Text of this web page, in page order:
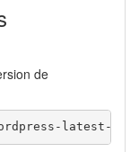
de
latest-